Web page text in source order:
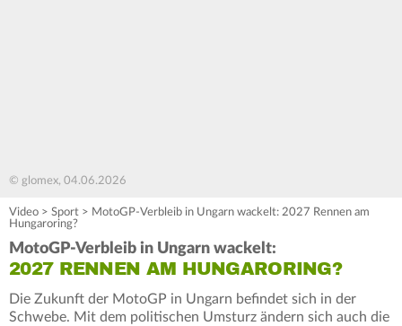
© glomex, 04.06.2026
Video > Sport > MotoGP-Verbleib in Ungarn wackelt: 2027 Rennen am
Hungaroring?
MotoGP-Verbleib in Ungarn wackelt:
2027 RENNEN AM HUNGARORING?
Die Zukunft der MotoGP in Ungarn befindet sich in der
Schwebe. Mit dem politischen Umsturz ändern sich auch die